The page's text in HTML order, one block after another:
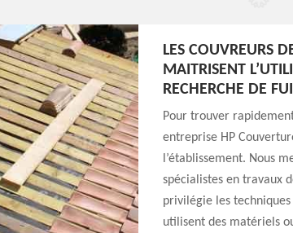
LES COUVREURS
MAITRISENT
RECHERCHE DE
Pour trouver
entreprise HP
l’établissement. Nous
spécialistes en travaux
privilégie les
utilisent des matériels